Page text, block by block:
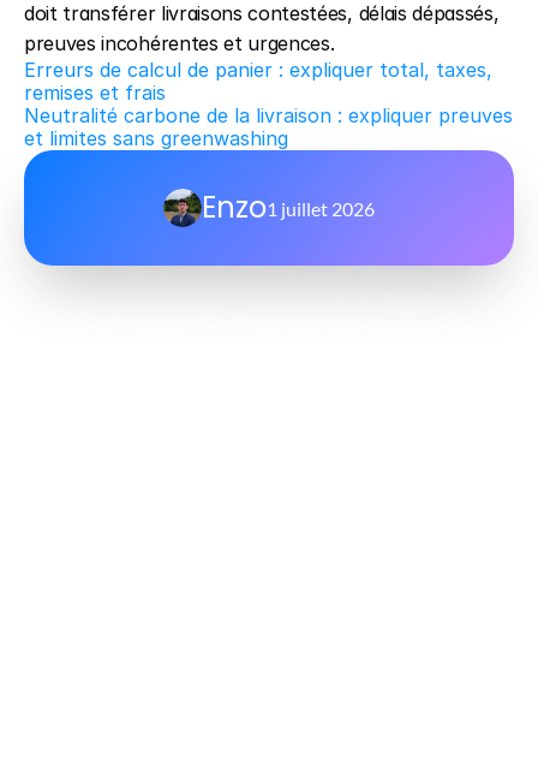
doit transférer livraisons contestées, délais dépassés,
preuves incohérentes et urgences.
Erreurs de calcul de panier : expliquer total, taxes,
remises et frais
Neutralité carbone de la livraison : expliquer preuves
et limites sans greenwashing
Enzo1 juillet 2026